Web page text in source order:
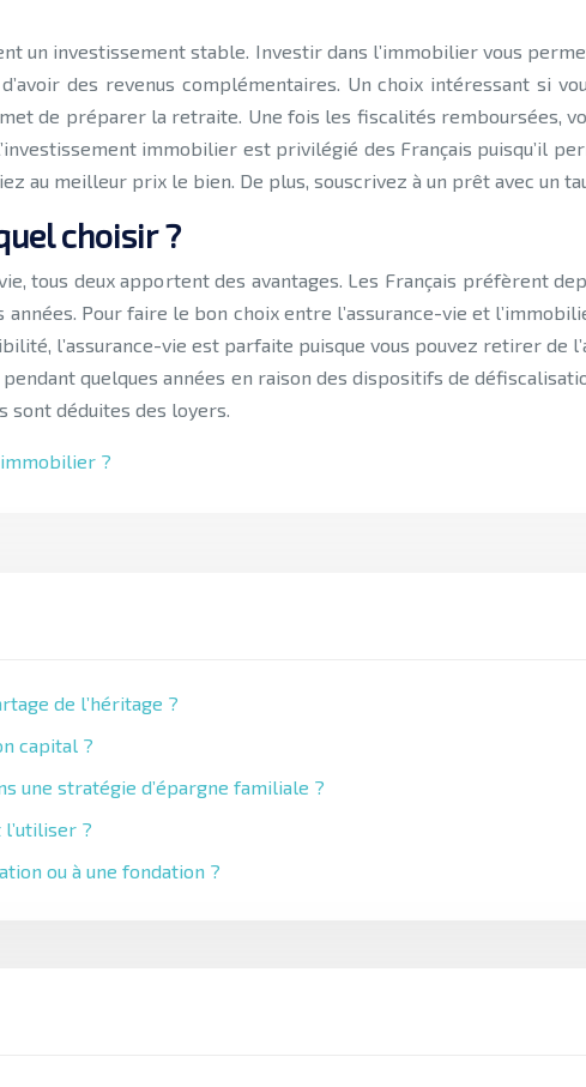
un investissement stable. Investir dans l’immobilier vous
des revenus complémentaires. Un choix intéressant si
de préparer la retraite. Une fois les fiscalités remboursées,
immobilier est privilégié des Français puisqu’il
au meilleur prix le bien. De plus, souscrivez à un prêt avec un
choisir ?
tous deux apportent des avantages. Les Français préfèrent
Pour faire le bon choix entre l’assurance-vie et
l’assurance-vie est parfaite puisque vous pouvez retirer de
quelques années en raison des dispositifs de
sont déduites des loyers.
immobilier ?
de l’héritage ?
capital ?
une stratégie d’épargne familiale ?
?
ou à une fondation ?